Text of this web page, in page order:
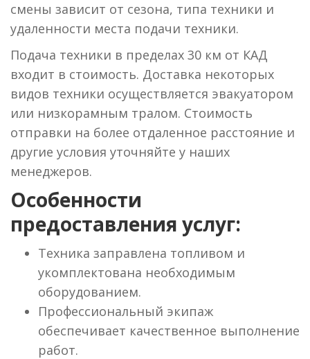
смены зависит от сезона, типа техники и
удаленности места подачи техники.
Подача техники в пределах 30 км от КАД
входит в стоимость. Доставка некоторых
видов техники осуществляется эвакуатором
или низкорамным тралом. Стоимость
отправки на более отдаленное расстояние и
другие условия уточняйте у наших
менеджеров.
Особенности
предоставления услуг:
Техника заправлена топливом и
укомплектована необходимым
оборудованием.
Профессиональный экипаж
обеспечивает качественное выполнение
работ.